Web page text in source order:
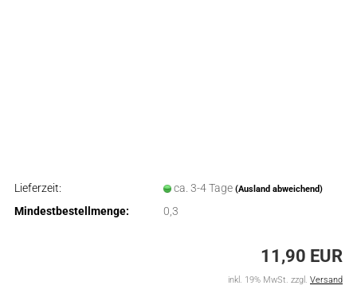
Lieferzeit: ca. 3-4 Tage (Ausland abweichend)
Mindestbestellmenge: 0,3
11,90 EUR
inkl. 19% MwSt. zzgl. Versand